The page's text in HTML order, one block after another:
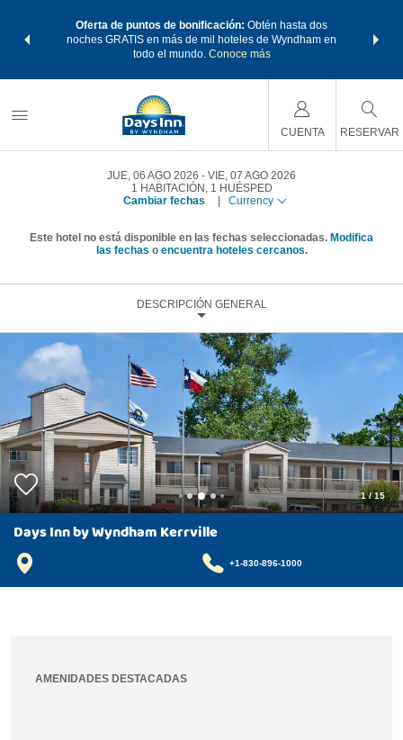
Oferta de puntos de bonificación:Obtén hasta dos
noches GRATIS en más de mil hoteles de Wyndham en
todo el mundo. Conoce más
de viaje
CUENTA RESERVAR
JUE, 06 AGO 2026
VIE, 07 AGO 2026
1 HABITACIÓN , 1 HUÉSPED
Cambiar fechas
Currency
Este hotel no está disponible en las fechas seleccionadas. Modifica
las fechas o encuentra hoteles cercanos.
DESCRIPCIÓN GENERAL
1/15
Days Inn by Wyndham Kerrville
+1-830-896-1000
AMENIDADES DESTACADAS